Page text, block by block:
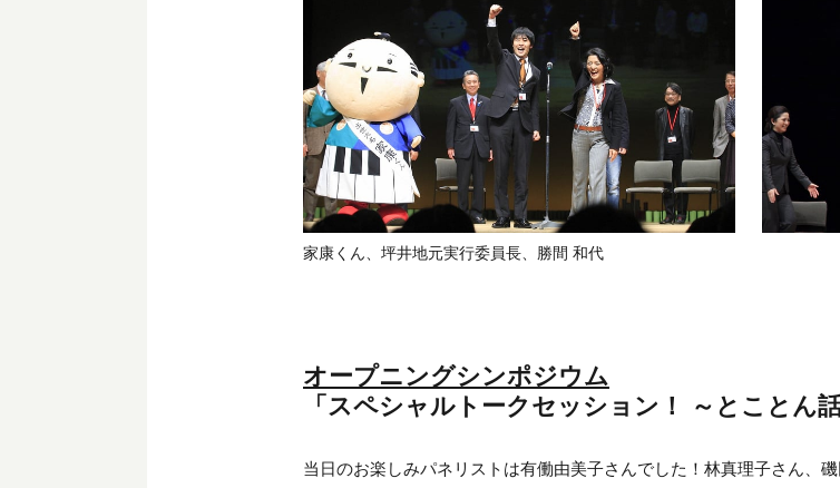
家康くん、坪井地元実行委員長、勝間 和代
オープニングシンポジウム
「スペシャルトークセッション！ ～とことん
当日のお楽しみパネリストは有働由美子さんでした！林真理子さん、